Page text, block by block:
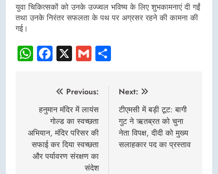
युवा चिकित्सकों को उनके उज्ज्वल भविष्य के लिए शुभकामनाएं दी गईं
तथा उनके निरंतर सफलता के पथ पर अग्रसर रहने की कामना की
गई।
WhatsApp
Facebook
X Gmail
navigation
Previous:
हनुमान मंदिर में लायंस
गोल्ड का स्वच्छता
अभियान, मंदिर परिसर की
सफाई कर दिया स्वच्छता
और पर्यावरण संरक्षण का
संदेश
Next:
टीएमसी में बड़ी टूट: बागी
गुट ने ऋतब्रत को चुना
नेता विपक्ष, दीदी को मुख्य
सलाहकार पद का प्रस्ताव